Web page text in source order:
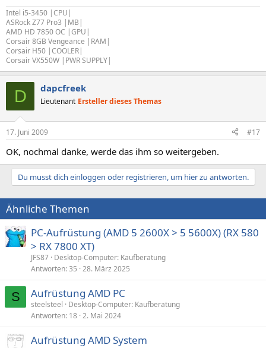
Intel i5-3450 |CPU|
ASRock Z77 Pro3 |MB|
AMD HD 7850 OC |GPU|
Corsair 8GB Vengeance |RAM|
Corsair H50 |COOLER|
Corsair VX550W |PWR SUPPLY|
D dapcfreek
Lieutenant Ersteller dieses Themas
17. Juni 2009 #17
OK, nochmal danke, werde das ihm so weitergeben.
Du musst dich einloggen oder registrieren, um hier zu antworten.
Ähnliche Themen
PC-Aufrüstung (AMD 5 2600X > 5 5600X) (RX 580
> RX 7800 XT)
JFS87 Desktop-Computer: Kaufberatung
Antworten 35 28. März 2025
S Aufrüstung AMD PC
steelsteel
Desktop-Computer: Kaufberatung
Antworten 18 2. Mai 2024
Aufrüstung AMD System